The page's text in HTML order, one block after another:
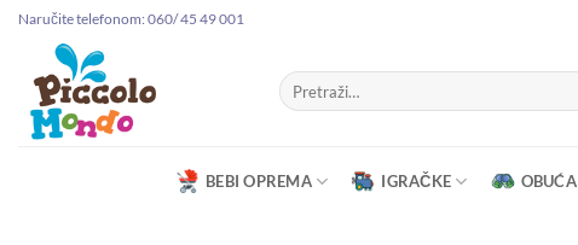
Preskoči
sadržaj
Naručite telefonom: 060/ 45 49 001
Pretraga
za:
BEBI OPREMA IGRAČKE OBUĆA